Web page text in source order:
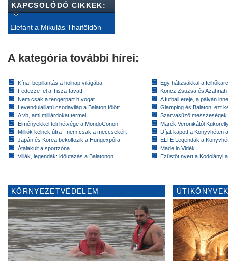
KAPCSOLÓDÓ CIKKEK:
Elefánt a Mikulás Thaiföldön
A kategória további hírei:
Kína: bepillantás a holnap világába
Fedezze fel a Tisza-tavat!
Nem csak a tengerpart hívogat
Levendulaillatú csodavilág a Balaton fölött
A vb, ami milliárdokat termel
Élményekkel teli hétvége a MondoConon
Milliók kelnek útra - nem csak a meccsekért
Japán és Korea beköltözik a Hungexpóra
Átalakult a sportzóna
Villák, legendák: időutazás a Balatonon
Egy hátizsákkal a
Koncz Zsuzsa és
A futball ereje, a pályán
Glamping és Balaton: ezt
Szarvasűző messzeségek
Marék Veronikától
Díjat kapott a Könyvhéten
ELTE Legendák a
Made in Vidék
Ezüstöt nyert a Kodolányi
KÖRNYEZETVÉDELEM